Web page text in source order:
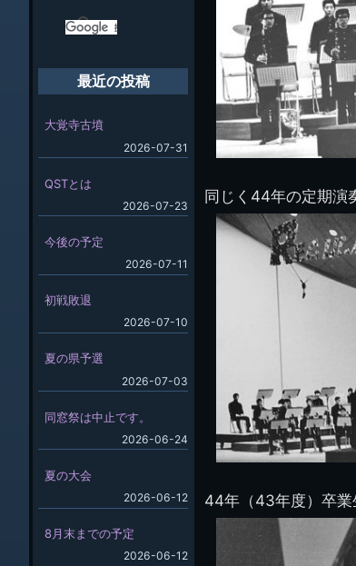
同じく44年の定期演
44年（43年度）卒業
最近の投稿
大覚寺古墳
2026-07-31
QSTとは
2026-07-23
今後の予定
2026-07-11
初戦敗退
2026-07-10
夏の県予選
2026-07-03
同窓祭は中止です。
2026-06-24
夏の大会
2026-06-12
8月末までの予定
2026-06-12